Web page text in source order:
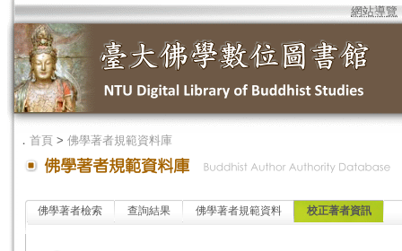
網站導覽
． 首頁 > 佛學著者規範資料庫
佛學著者檢索 查詢結果 佛學著者規範資料 校正著者資訊